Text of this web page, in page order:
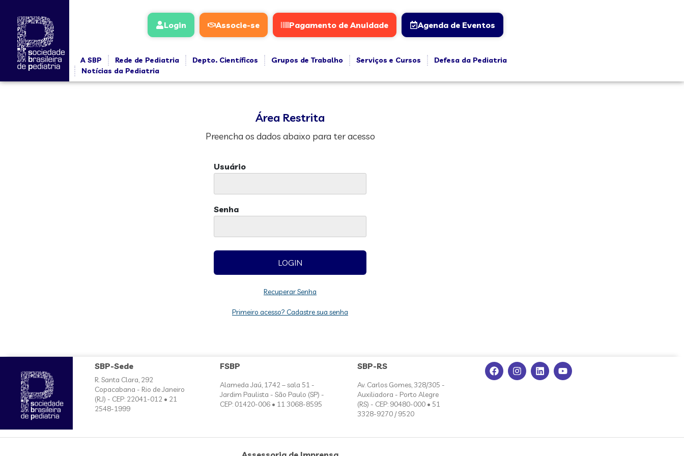
Login Associe-se Pagamento de Anuidade Agenda de Eventos
A SBP Rede de Pediatria Depto. Científicos Grupos de Trabalho Serviços e Cursos
Defesa da Pediatria
Notícias da Pediatria
Área Restrita
Preencha os dados abaixo para ter acesso
Usuário
Senha
Recuperar Senha
Primeiro acesso? Cadastre sua senha
SBP-Sede
R. Santa Clara, 292
Copacabana - Rio de Janeiro
(RJ) - CEP: 22041-012 • 21
2548-1999
FSBP
Alameda Jaú, 1742 – sala 51 -
Jardim Paulista - São Paulo (SP) -
CEP: 01420-006 • 11 3068-8595
SBP-RS
Av. Carlos Gomes, 328/305 -
Auxiliadora - Porto Alegre
(RS) - CEP: 90480-000 • 51
3328-9270 / 9520